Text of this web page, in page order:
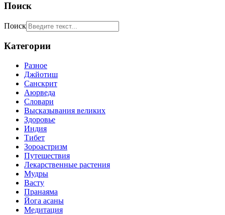
Поиск
Поиск
Категории
Разное
Джйотиш
Санскрит
Аюрведа
Словари
Высказывания великих
Здоровье
Индия
Тибет
Зороастризм
Путешествия
Лекарственные растения
Мудры
Васту
Пранаяма
Йога асаны
Медитация